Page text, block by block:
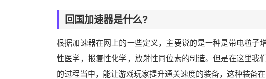
回国加速器是什么?
根据加速器在网上的一些定义，主要说的是一种是带电粒子
性医学，报复性化学，放射性同位素的制造。但是在这里我
的过程当中，能让游戏玩家提升通关速度的装备，这种装备